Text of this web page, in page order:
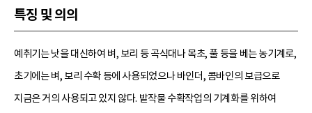
특징 및 의의
예취기는 낫을 대신하여 벼, 보리 등 곡식대나 목초, 풀 등을 베는 농기계로,
초기에는 벼, 보리 수확 등에 사용되었으나 바인더, 콤바인의 보급으로
지금은 거의 사용되고 있지 않다. 밭작물 수확작업의 기계화를 위하여